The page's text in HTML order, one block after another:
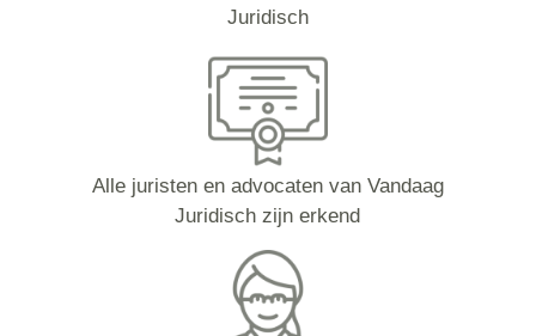
Juridisch
Alle juristen en advocaten van Vandaag
Juridisch zijn erkend